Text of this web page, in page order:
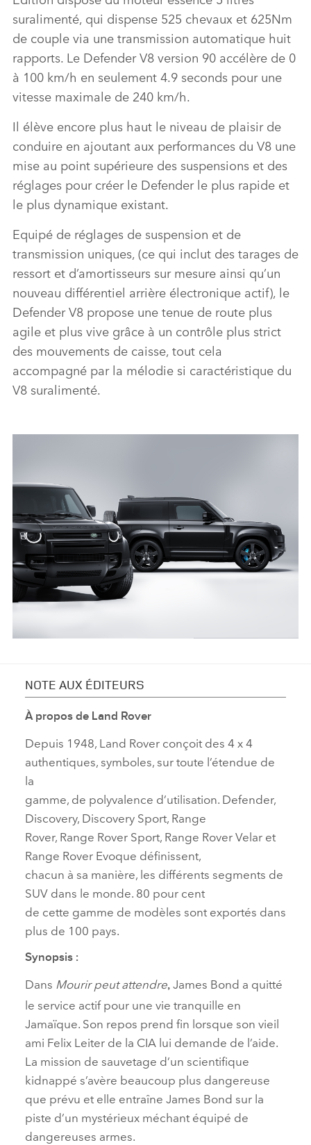
suralimenté, qui dispense 525 chevaux et 625Nm
de couplevia unetransmission automatique huit
rapports. Le Defender V8version 90 accélère de 0
à 100 km/h en seulement4.9 seconds pour une
vitesse maximale de 240 km/h.
Il élève encore plus haut le niveau de plaisir de
conduire en ajoutant aux performances du V8 une
mise au point supérieure des suspensions et des
réglages pour créer le Defenderle plus rapide et
le plus dynamique existant.
Equipé de réglages de suspension et de
transmission uniques, (ce qui inclut des tarages de
ressort et d’amortisseurs sur mesure ainsi qu’un
nouveau différentiel arrière électronique actif), le
Defender V8 propose une tenue de route plus
agile et plusvive grâce à un contrôle plus strict
des mouvements de caisse, tout cela
accompagné par la mélodie si caractéristique du
V8 suralimenté.
NOTE AUX ÉDITEURS
À propos de Land Rover
Depuis 1948, Land Rover conçoit des 4x4
authentiques, symboles, sur toute l’étendue de
la
gamme, de polyvalence d’utilisation. Defender,
Discovery, Discovery Sport, Range
Rover, Range Rover Sport, Range Rover Velar et
Range Rover Evoque définissent,
chacun à sa manière, les différents segments de
SUV dans le monde. 80 pour cent
de cette gamme de modèles sont exportés dans
plus de 100 pays.
Synopsis :
Dans Mourir peut attendre, James Bond a quitté
le service actif pour une vie tranquille en
Jamaïque. Son repos prend fin lorsque son vieil
ami Felix Leiter de la CIA lui demande de l’aide.
La mission de sauvetage d’un scientifique
kidnappé s’avère beaucoup plus dangereuse
que prévu et elle entraîne James Bond sur la
piste d’un mystérieux méchant équipé de
dangereuses armes.